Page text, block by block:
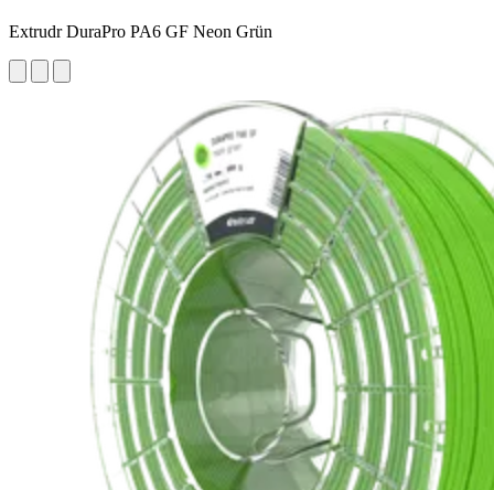
Extrudr DuraPro PA6 GF Neon Grün